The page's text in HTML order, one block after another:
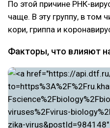
По этой причине РНК-
чаще. В эту группу, в том
кори, гриппа и
Факторы, что влияют